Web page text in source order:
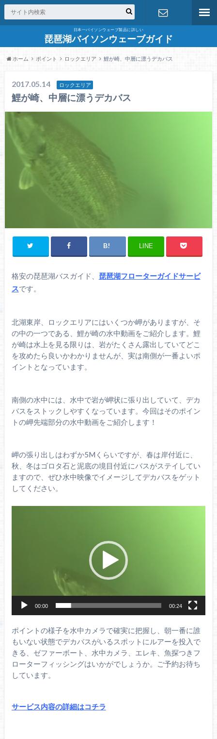
日本一バイソンウェーブ製品に詳しい
琵琶湖バイソンウェーブガイド
お問合せ
ホーム ポイント ロックエリア 鯉が崎、中層に漂うデカバス
2017.05.14 ロックエリア
鯉が崎、中層に漂うデカバス
LINE
格安の琵琶湖バスガイド、 琵琶湖フローターガイドサービ
スです。
北湖東岸、ロックエリアにはいくつか岬がありますが、そ
の中の一つである、鯉が崎の水中動画をご紹介します。鯉
が崎は水上を見る限りは、岩がたくさん露出していてどこ
を攻めたら良いかわかりませんが、実は南側が一番よいポ
イントとなっています。
南側の水中には、水中で岩が岬状に張り出していて、デカ
バスをストックしやすくなっています。今回はそのポイン
トの岬先端部分の水中動画をご紹介します！
岬の張り出しはわずか5Mくらいですが、春は岸付近に、
秋、冬はゴロタ石と泥底の境目付近にバスがステイしてい
ますので、ぜひ水中映像でイメージしてデカバスをゲット
してください。
00:00 00:24
ポイントの様子を水中カメラで確実に把握し、朝一番に誰
もいない状態でデカバスがいるスポットにルアーを投入で
きる、ゼファーボート、水中カメラ、エレキ、魚探つきフ
ローターフィッシングはいかがでしょうか。ご予約お待ち
しています。
サービス内容の詳細はコチラ